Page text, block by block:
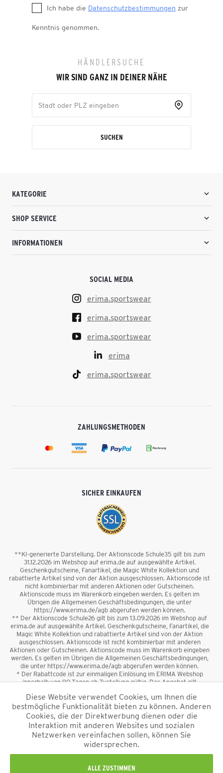
Ich habe die Datenschutzbestimmungen zur
Kenntnis genommen.
HÄNDLERSUCHE
WIR SIND GANZ IN DEINER NÄHE
SUCHEN
KATEGORIE
SHOP SERVICE
INFORMATIONEN
SOCIAL MEDIA
erima.sportswear
erima.sportswear
erima.sportswear
erima
erima.sportswear
ZAHLUNGSMETHODEN
SICHER EINKAUFEN
**KI-generierte Darstellung. Der Aktionscode Schule35 gilt bis zum
31.12.2026 im Webshop auf erima.de auf ausgewählte Artikel.
Geschenkgutscheine, Fanartikel, die Magic White Kollektion und
rabattierte Artikel sind von der Aktion ausgeschlossen. Aktionscode ist
nicht kombinierbar mit anderen Aktionen oder Gutscheinen.
Aktionscode muss im Warenkorb eingeben werden. Es gelten im
Übrigen die Allgemeinen Geschäftsbedingungen, die unter
https://www.erima.de/agb abgerufen werden können.
** Der Aktionscode Schule26 gilt bis zum 13.09.2026 im Webshop auf
erima.de auf ausgewählte Artikel. Geschenkgutscheine, Fanartikel, die
Magic White Kollektion und rabattierte Artikel sind von der Aktion
ausgeschlossen. Aktionscode ist nicht kombinierbar mit anderen
Aktionen oder Gutscheinen. Aktionscode muss im Warenkorb eingeben
werden. Es gelten im Übrigen die Allgemeinen Geschäftsbedingungen,
die unter https://www.erima.de/agb abgerufen werden können.
* Der Rabattcode ist zur einmaligen Einlösung im ERIMA Webshop
innerhalb von 90 Tagen ab Zustellung gültig. Das Angebot gilt
sowie Geschenkgutscheine sind vom Rabatt ausgeschlossen. Der
Rabattcode ist nicht mit anderen Aktionen oder Gutscheinen
kombinierbar. Der Mindestbestellwert beträgt 50 €
*Alle Preise verstehen sich inkl. Mehrwertsteuer und zzgl.
und ggf. Nachnahmegebühren, wenn nicht anders
beschrieben.
Diese Website verwendet Cookies, um Ihnen die
bestmögliche Funktionalität bieten zu können. Anderen
Cookies, die der Direktwerbung dienen oder die
Interaktion mit anderen Websites und sozialen
Netzwerken vereinfachen sollen, können Sie
widersprechen.